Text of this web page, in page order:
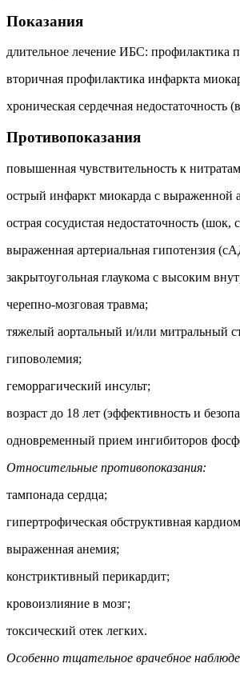
Показания
длительное лечение ИБС: профилактика
вторичная профилактика инфаркта
хроническая сердечная
Противопоказания
повышенная чувствительность к
острый инфаркт миокарда с выраженной
острая сосудистая недостаточность (шок,
выраженная артериальная гипотензия
закрытоугольная глаукома с высоким
черепно-мозговая травма;
тяжелый аортальный и/или митральный
гиповолемия;
геморрагический инсульт;
возраст до 18 лет (эффективность и
одновременный прием ингибиторов
Относительные противопоказания:
тампонада сердца;
гипертрофическая обструктивная
выраженная анемия;
констриктивный перикардит;
кровоизлияние в мозг;
токсический отек легких.
Особенно тщательное врачебное